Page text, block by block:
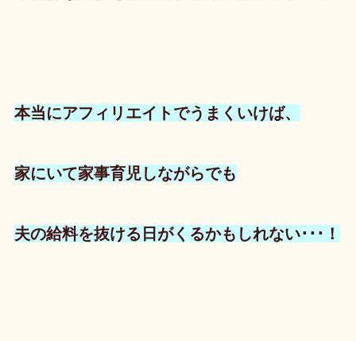
本当にアフィリエイトでうまくいけば、
家にいて家事育児しながらでも
夫の給料を抜ける日がくるかもしれない･･･！